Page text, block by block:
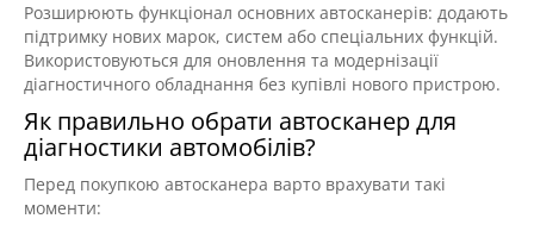
Розширюють функціонал основних автосканерів: додають
підтримку нових марок, систем або спеціальних функцій.
Використовуються для оновлення та модернізації
діагностичного обладнання без купівлі нового пристрою.
Як правильно обрати автосканер для
діагностики автомобілів?
Перед покупкою автосканера варто врахувати такі
моменти: